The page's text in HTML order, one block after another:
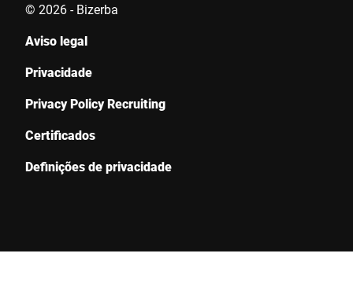
© 2026 - Bizerba
Aviso legal
Privacidade
Privacy Policy Recruiting
Certificados
Definições de privacidade